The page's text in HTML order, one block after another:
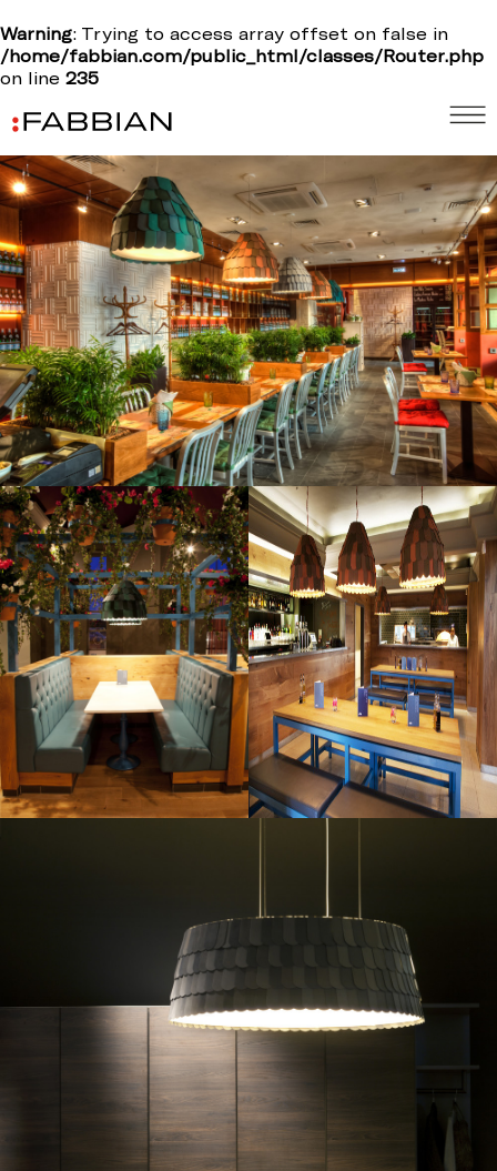
Warning: Trying to access array offset on false in
/home/fabbian.com/public_html/classes/Router.php
on line 235